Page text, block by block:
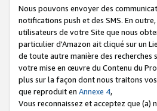
Nous pouvons envoyer des
notifications push et des SMS. En
utilisateurs de votre Site que nous
particulier d'Amazon ait cliqué sur un
de toute autre manière des
votre mise en œuvre du Contenu du
plus sur la façon dont nous traitons
que reproduit en Annexe 4,
Vous reconnaissez et acceptez que